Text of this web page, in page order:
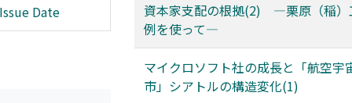
Date
資本家支配の根拠(2) ―栗原（稲）
例を使って―
マイクロソフト社の成長と「航空宇
市」シアトルの構造変化(1)